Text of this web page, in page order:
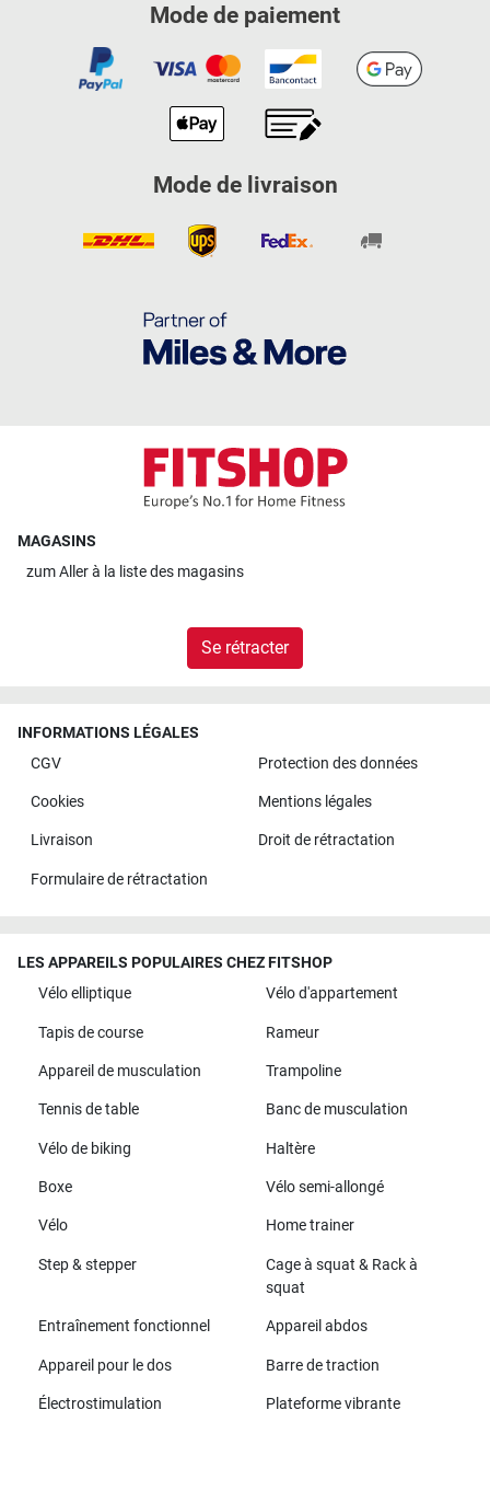
Mode de paiement
Mode de livraison
MAGASINS
zumAller à la liste des magasins
Se rétracter
INFORMATIONS LÉGALES
CGV
Protection des données
Cookies Mentions légales
Livraison Droit de rétractation
Formulaire de rétractation
LES APPAREILS POPULAIRES CHEZ FITSHOP
Vélo elliptique
Vélo d'appartement
Tapis de course Rameur
Appareil de musculation Trampoline
Tennis de table Banc de musculation
Vélo de biking Haltère
Boxe Vélo semi-allongé
Vélo Home trainer
Step & stepper
Cage à squat & Rack à
squat
Entraînement fonctionnel Appareil abdos
Appareil pour le dos Barre de traction
Électrostimulation Plateforme vibrante